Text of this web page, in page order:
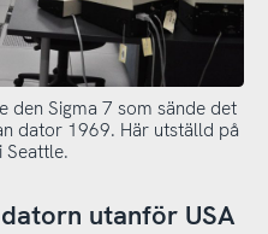
den Sigma 7 som sände det
dator 1969. Här utställd på
Seattle.
utanför USA